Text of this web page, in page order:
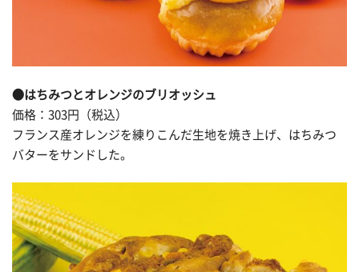
●はちみつとオレンジのブリオッシュ
価格：303円（税込）
フランス産オレンジを練りこんだ生地を焼き上げ、はちみつ
バターをサンドした。